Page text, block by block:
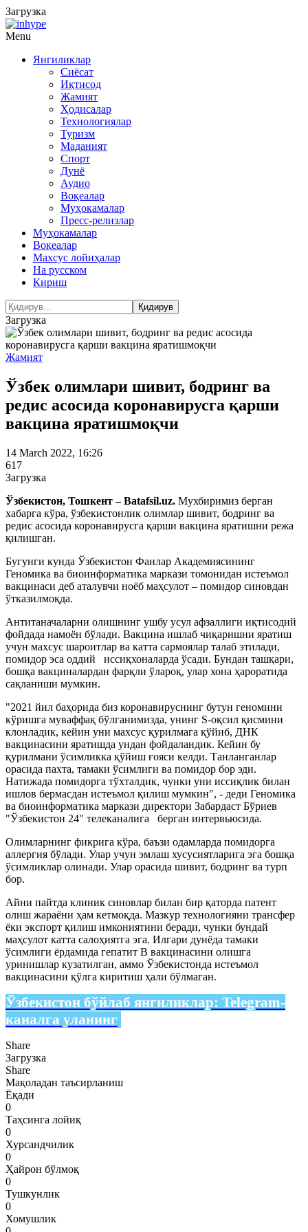
Загрузка
Menu
Янгиликлар
Сиёсат
Иқтисод
Жамият
Ҳодисалар
Технологиялар
Туризм
Маданият
Спорт
Дунё
Аудио
Воқеалар
Муҳокамалар
Пресс-релизлар
Муҳокамалар
Воқеалар
Махсус лойиҳалар
На русском
Кириш
Загрузка
Жамият
Ўзбек олимлари шивит, бодринг ва
редис асосида коронавирусга қарши
вакцина яратишмоқчи
14 March 2022, 16:26
617
Загрузка
Ўзбекистон, Тошкент – Batafsil.uz. Мухбиримиз берган
хабарга кўра, ўзбекистонлик олимлар шивит, бодринг ва
редис асосида коронавирусга қарши вакцина яратишни режа
қилишган.
Бугунги кунда Ўзбекистон Фанлар Академиясининг
Геномика ва биоинформатика маркази томонидан истеъмол
вакцинаси деб аталувчи ноёб маҳсулот – помидор синовдан
ўтказилмоқда.
Антитаначаларни олишнинг ушбу усул афзаллиги иқтисодий
фойдада намоён бўлади. Вакцина ишлаб чиқаришни яратиш
учун махсус шароитлар ва катта сармоялар талаб этилади,
помидор эса оддий иссиқхоналарда ўсади. Бундан ташқари,
бошқа вакциналардан фарқли ўлароқ, улар хона ҳароратида
сақланиши мумкин.
"2021 йил баҳорида биз коронавируснинг бутун геномини
кўришга муваффақ бўлганимизда, унинг S-оқсил қисмини
клонладик, кейин уни махсус қурилмага қўйиб, ДНК
вакцинасини яратишда ундан фойдаландик. Кейин бу
қурилмани ўсимликка қўйиш ғояси келди. Танланганлар
орасида пахта, тамаки ўсимлиги ва помидор бор эди.
Натижада помидорга тўхталдик, чунки уни иссиқлик билан
ишлов бермасдан истеъмол қилиш мумкин", - деди Геномика
ва биоинформатика маркази директори Забардаст Бўриев
"Ўзбекистон 24" телеканалига берган интервьюсида.
Олимларнинг фикрига кўра, баъзи одамларда помидорга
аллергия бўлади. Улар учун эмлаш хусусиятларига эга бошқа
ўсимликлар олинади. Улар орасида шивит, бодринг ва турп
бор.
Айни пайтда клиник синовлар билан бир қаторда патент
олиш жараёни ҳам кетмоқда. Мазкур технологияни трансфер
ёки экспорт қилиш имкониятини беради, чунки бундай
маҳсулот катта салоҳиятга эга. Илгари дунёда тамаки
ўсимлиги ёрдамида гепатит В вакцинасини олишга
уринишлар кузатилган, аммо Ўзбекистонда истеъмол
вакцинасини қўлга киритиш ҳали бўлмаган.
Ўзбекистон бўйлаб янгиликлар: Telegram-
каналга уланинг
Share
Загрузка
Share
Мақоладан таъсирланиш
Ёқади
0
Таҳсинга лойиқ
0
Хурсандчилик
0
Ҳайрон бўлмоқ
0
Тушкунлик
0
Хомушлик